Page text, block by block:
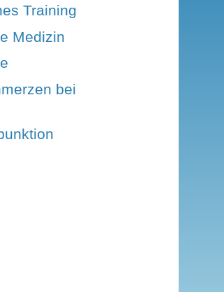
Training
Medizin
bei